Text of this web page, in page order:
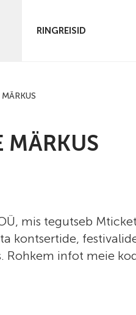
RINGREISID
MÄRKUS
mis tegutseb
kontsertide,
Rohkem infot meie